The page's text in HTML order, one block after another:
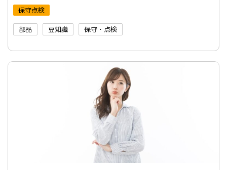
保守点検
部品 豆知識 保守・点検